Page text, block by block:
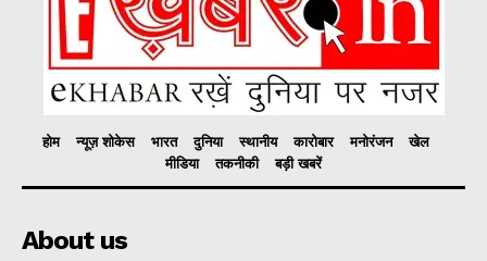
होम न्यूज़ शोकेस भारत दुनिया स्थानीय कारोबार मनोरंजन
खेल
मीडिया
तकनीकी बड़ी खबरें
About us